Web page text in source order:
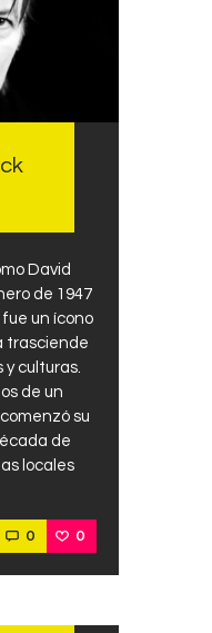
David
de 1947
un ícono
trasciende
culturas.
de un
su
de
locales
0 0